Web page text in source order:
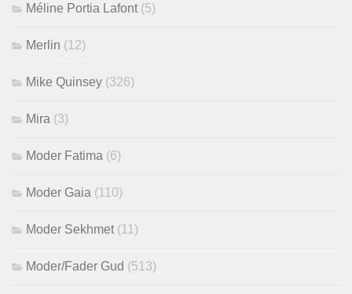
Méline Portia Lafont (5)
Merlin (12)
Mike Quinsey (326)
Mira (3)
Moder Fatima (6)
Moder Gaia (110)
Moder Sekhmet (11)
Moder/Fader Gud (513)